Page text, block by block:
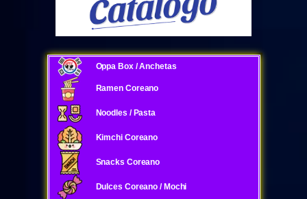
Oppa Box / Anchetas
Ramen Coreano
Noodles / Pasta
Kimchi Coreano
Snacks Coreano
Dulces Coreano / Mochi